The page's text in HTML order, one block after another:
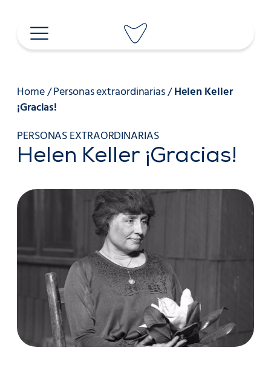
contenido
Home/Personas extraordinarias/Helen Keller
¡Gracias!
PERSONAS EXTRAORDINARIAS
Helen Keller ¡Gracias!